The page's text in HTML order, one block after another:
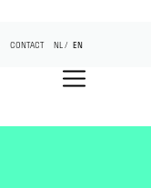
CONTACT NL EN